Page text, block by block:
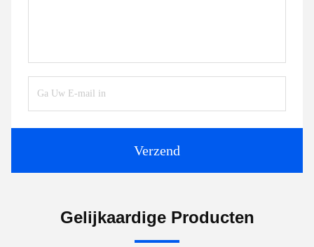
Verzend
Gelijkaardige Producten